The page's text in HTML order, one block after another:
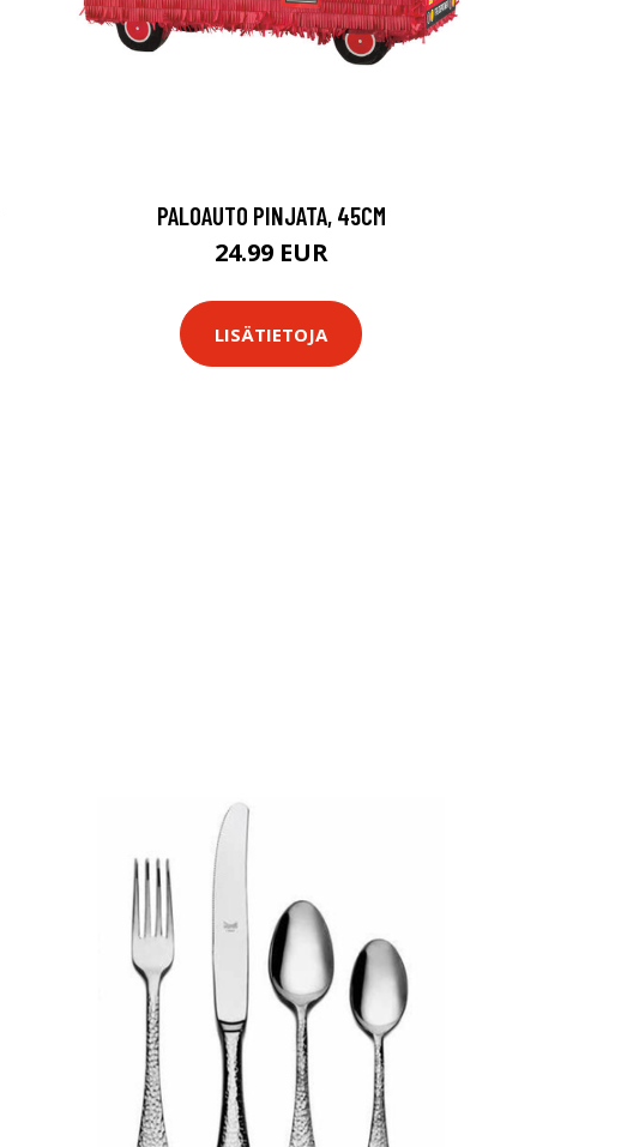
PALOAUTO PINJATA, 45CM
24.99 EUR
LISÄTIETOJA